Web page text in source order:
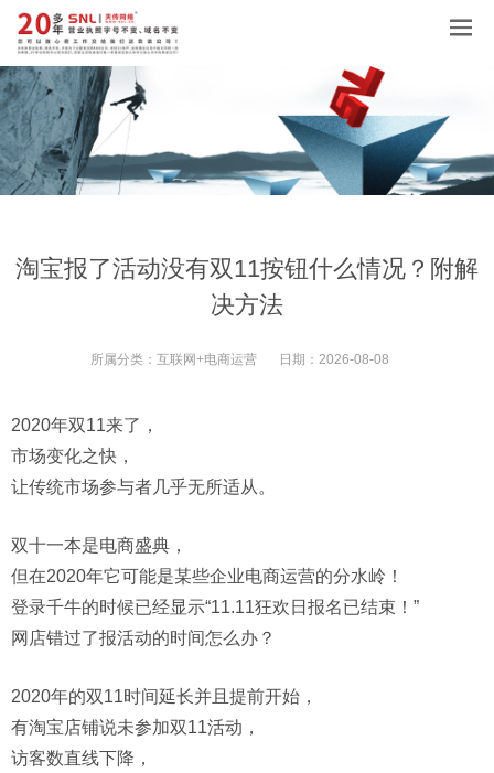
淘宝报了活动没有双11按钮什么情况？附解
决方法
所属分类： 互联网+电商运营 日期： 2026-08-08
2020年双11来了，
市场变化之快，
让传统市场参与者几乎无所适从。
双十一本是电商盛典，
但在2020年它可能是某些企业电商运营的分水岭！
登录千牛的时候已经显示“11.11狂欢日报名已结束！”
网店错过了报活动的时间怎么办？
2020年的双11时间延长并且提前开始，
有淘宝店铺说未参加双11活动，
访客数直线下降，